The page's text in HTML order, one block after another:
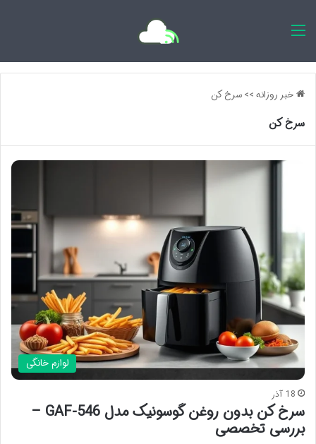
خبر روزانه>>سرخ کن
سرخ کن
لوازم خانگی
18 آذر
سرخ کن بدون روغن گوسونیک مدل GAF-546 –
بررسی تخصصی